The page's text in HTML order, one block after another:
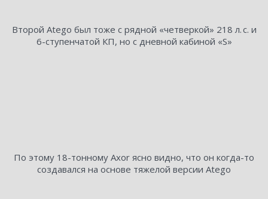
Второй Atego был тоже с рядной «четверкой» 218 л. с. и
6-ступенчатой КП, но с дневной кабиной «S»
По этому 18-тонному Axor ясно видно, что он когда-то
создавался на основе тяжелой версии Atego